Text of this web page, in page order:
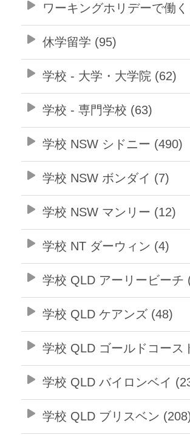
ワーキングホリデーで働
休学留学 (95)
学校 - 大学・大学院 (62)
学校 - 専門学校 (63)
学校 NSW シドニー (490)
学校 NSW ボンダイ (7)
学校 NSW マンリー (12)
学校 NT ダーウィン (4)
学校 QLD アーリービーチ
学校 QLD ケアンズ (48)
学校 QLD ゴールドコース
学校 QLD バイロンベイ
学校 QLD ブリスベン